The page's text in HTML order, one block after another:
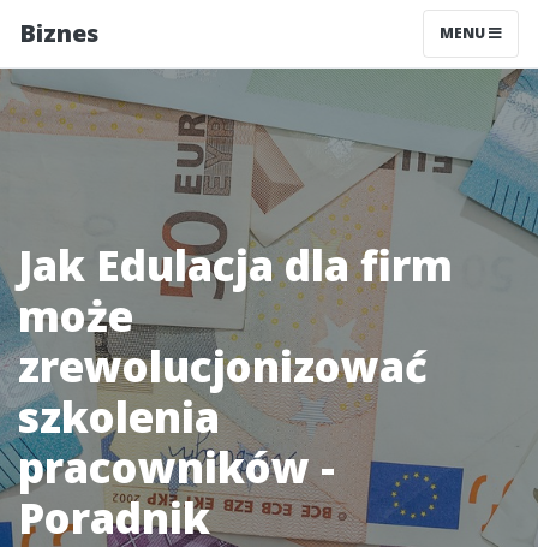
Biznes MENU
Jak Edulacja dla firm
może
zrewolucjonizować
szkolenia
pracowników -
Poradnik